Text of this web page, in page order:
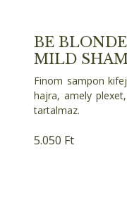
BE
MILD
Finom sampon
hajra, amely
tartalmaz.
5.050 Ft